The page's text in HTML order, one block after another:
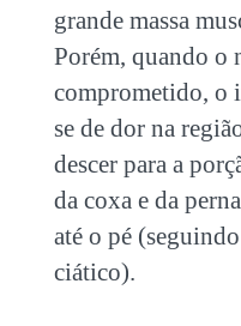
grande massa
Porém, quando o
comprometido, o
se de dor na
descer para a
da coxa e da
até o pé
ciático).